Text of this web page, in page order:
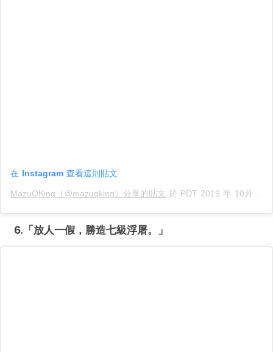
在 Instagram 查看這則貼文
MazuQKing（@mazuqking）分享的貼文 於 PDT 2019 年 10月 月 17 日 下午 7:23
6.「放人一假，勝造七級浮屠。 」